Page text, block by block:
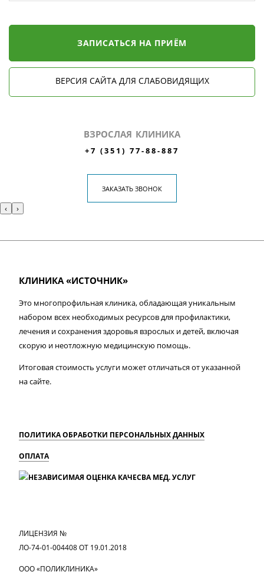
ЗАПИСАТЬСЯ НА ПРИЁМ
ВЕРСИЯ САЙТА ДЛЯ СЛАБОВИДЯЩИХ
ВЗРОСЛАЯ КЛИНИКА
+7 (351) 77-88-887
ЗАКАЗАТЬ ЗВОНОК
‹ ›
КЛИНИКА «ИСТОЧНИК»
Это многопрофильная клиника, обладающая уникальным
набором всех необходимых ресурсов для профилактики,
лечения и сохранения здоровья взрослых и детей, включая
скорую и неотложную медицинскую помощь.
Итоговая стоимость услуги может отличаться от указанной
на сайте.
ПОЛИТИКА ОБРАБОТКИ ПЕРСОНАЛЬНЫХ ДАННЫХ
ОПЛАТА
ЛИЦЕНЗИЯ №
ЛО-74-01-004408 ОТ 19.01.2018
ООО «ПОЛИКЛИНИКА»